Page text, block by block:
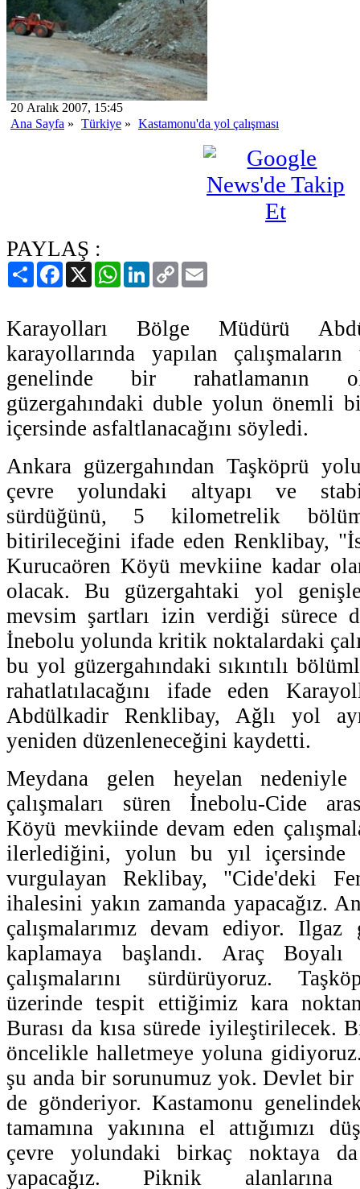
20 Aralık 2007, 15:45
Ana Sayfa » Türkiye » Kastamonu'da yol çalışması
PAYLAŞ :
PaylaşFacebook
X WhatsAppLinkedIn
Copy
Link
Karayolları Bölge Müdürü
karayollarında yapılan
genelinde bir rahatlamanın
güzergahındaki duble yolun önemli
içersinde asfaltlanacağını söyledi.
Ankara güzergahından Taşköprü
çevre yolundaki altyapı ve
sürdüğünü, 5 kilometrelik
bitirileceğini ifade eden Renklibay,
Kurucaören Köyü mevkiine kadar
olacak. Bu güzergahtaki yol
mevsim şartları izin verdiği sürece
İnebolu yolunda kritik noktalardaki
bu yol güzergahındaki sıkıntılı
rahatlatılacağını ifade eden
Abdülkadir Renklibay, Ağlı yol
yeniden düzenleneceğini kaydetti.
Meydana gelen heyelan
çalışmaları süren İnebolu-Cide
Köyü mevkiinde devam eden
ilerlediğini, yolun bu yıl içersinde
vurgulayan Reklibay, "Cide'deki
ihalesini yakın zamanda yapacağız.
çalışmalarımız devam ediyor.
kaplamaya başlandı. Araç
çalışmalarını sürdürüyoruz.
üzerinde tespit ettiğimiz kara
Burası da kısa sürede iyileştirilecek.
öncelikle halletmeye yoluna
şu anda bir sorunumuz yok. Devlet
de gönderiyor. Kastamonu
tamamına yakınına el attığımızı
çevre yolundaki birkaç noktaya
yapacağız. Piknik